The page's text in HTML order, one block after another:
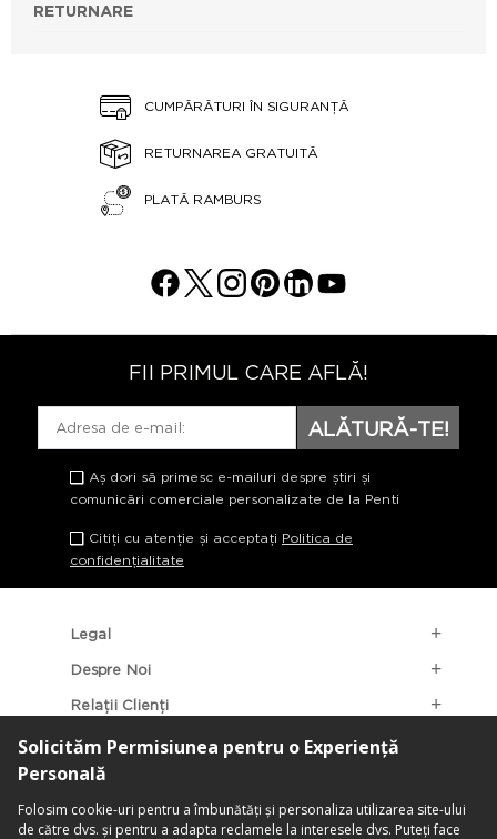
RETURNARE
CUMPĂRĂTURI ÎN SIGURANȚĂ
RETURNAREA GRATUITĂ
PLATĂ RAMBURS
FII PRIMUL CARE AFLĂ!
ALĂTURĂ-TE!
Aș dori să primesc e-mailuri despre știri și
comunicări comerciale personalizate de la Penti
Citiți cu atenție și acceptați Politica de
confidențialitate
Legal
Despre Noi
Relații Clienți
Categorii Populare
Localizarea Magazinelor
contact@penti.com.ro